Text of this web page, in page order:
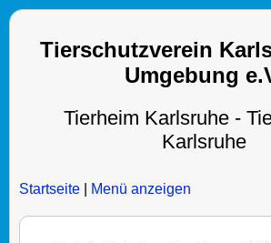
Tierschutzverein
Umgebung
Tierheim Karlsruhe -
Karlsruhe
Startseite Menü anzeigen